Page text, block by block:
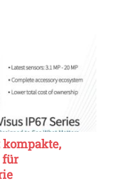
kompakte,
für